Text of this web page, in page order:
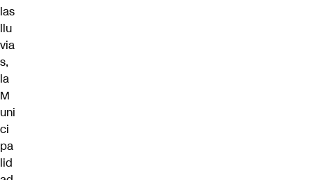
las
llu
via
s,
la
M
uni
ci
pa
lid